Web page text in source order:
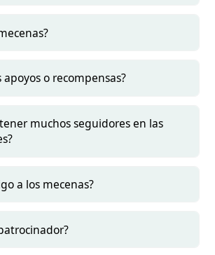
apoyos o recompensas?
muchos seguidores en las
a los mecenas?